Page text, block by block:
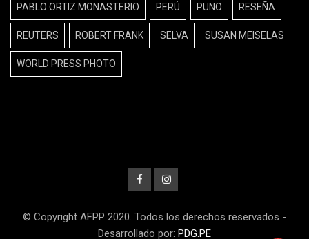
PABLO ORTIZ MONASTERIO PERÚ PUNO RESEÑA
REUTERS ROBERT FRANK SELVA SUSAN MEISELAS
WORLD PRESS PHOTO
© Copyright AFPP 2020. Todos los derechos reservados -
Desarrollado por: PDG.PE